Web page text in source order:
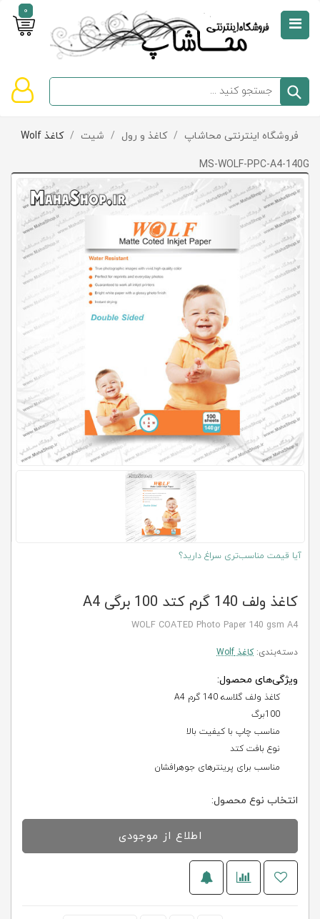
0
صفحه
دسته‌بندی
تخفیف‌ها
و
پیشنهادها
تماس
کلاب
محاشاپ
سبد
خالی
است
فروشگاه اینترنتی محاشاپ / کاغذ و رول / شیت / کاغذ Wolf
MS-WOLF-PPC-A4-140G
آیا قیمت مناسب‌تری سراغ دارید؟
کاغذ ولف 140 گرم کتد 100 برگی A4
WOLF COATED Photo Paper 140 gsm A4
دسته‌بندی:کاغذ Wolf
ویژگی‌های محصول:
کاغذ ولف گلاسه 140 گرم A4
100برگ
مناسب چاپ با کیفیت بالا
نوع بافت کتد
مناسب برای پرینترهای جوهرافشان
انتخاب نوع محصول:
اطلاع از موجودی